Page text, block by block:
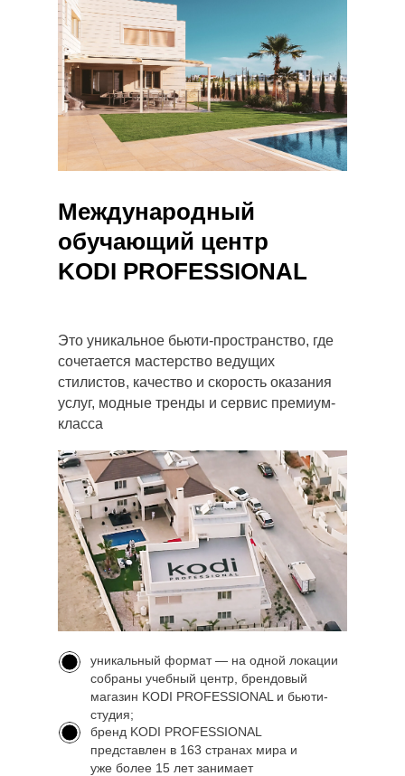
Международный
обучающий центр
KODI PROFESSIONAL
Это уникальное бьюти-пространство, где
сочетается мастерство ведущих
стилистов, качество и скорость оказания
услуг, модные тренды и сервис премиум-
класса
бренд KODI PROFESSIONAL
представлен в 163 странах мира и
уже более 15 лет занимает
уникальный формат — на одной локации
собраны учебный центр, брендовый
магазин KODI PROFESSIONAL и бьюти-
студия;